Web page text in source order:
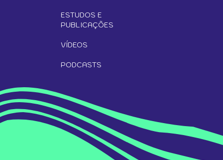
ESTUDOS E
PUBLICAÇÕES
VÍDEOS
PODCASTS